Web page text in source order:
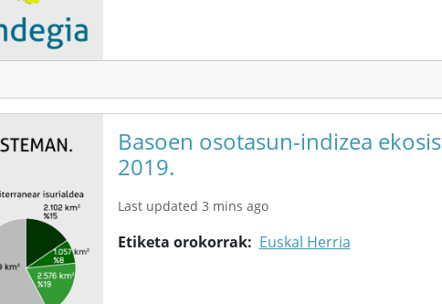
Basoen osotasun-indizea
2019.
Last updated 3 mins ago
Etiketa orokorrak Euskal Herria